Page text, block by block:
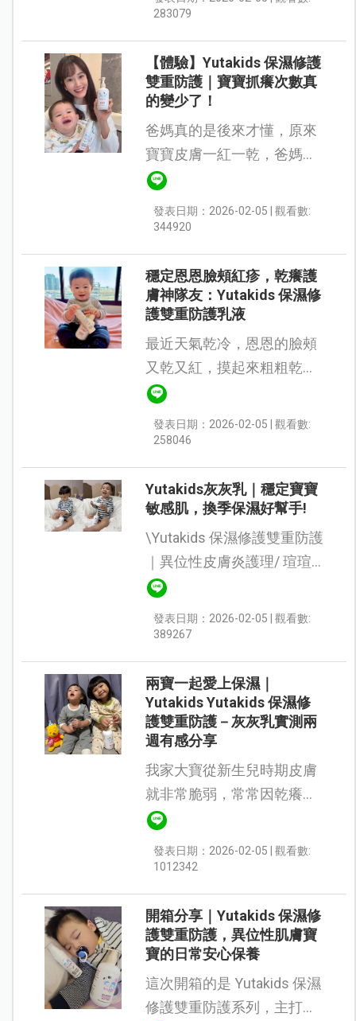
加入會員，而且參加的人這
中，結果真...
283079
【體驗】Yutakids 保濕修護
雙重防護｜寶寶抓癢次數真
的變少了！
爸媽真的是後來才懂，原來
寶寶皮膚一紅一乾，爸媽的
心也會跟著一起乾裂🥲💔 我
們家蛋黃酥本身就是異膚寶
寶，只要天氣一變、洗完
還會忍不...
發表日期：2026-02-05 | 觀看數:
344920
穩定恩恩臉頰紅疹，乾癢護
膚神隊友：Yutakids 保濕修
護雙重防護乳液
最近天氣乾冷，恩恩的臉頰
又乾又紅，摸起來粗粗乾乾
的，看在媽媽眼裡真的很心
疼。這次收到了 【Yutakids
保濕修護雙重防護】 試用，
小臉蛋~！ ...
發表日期：2026-02-05 | 觀看數:
258046
Yutakids灰灰乳｜穩定寶寶
敏感肌，換季保濕好幫手!
\Yutakids 保濕修護雙重防護
｜異位性皮膚炎護理/ 瑄瑄
跟弟弟最近的皮膚不是很穩
定，我就開始在想要怎麼改
善！除了飲食上的過敏、衣
洗...
發表日期：2026-02-05 | 觀看數:
389267
兩寶一起愛上保濕｜
Yutakids Yutakids 保濕修
護雙重防護－灰灰乳實測兩
週有感分享
我家大寶從新生兒時期皮膚
就非常脆弱，常常因乾癢不
停抓，甚至抓到流血破皮，
看到真的好心疼😔。試過很
多品牌的洗沐用品和乳液修
濕，但仍無法根...
發表日期：2026-02-05 | 觀看數:
1012342
開箱分享｜Yutakids 保濕修
護雙重防護，異位性肌膚寶
寶的日常安心保養
這次開箱的是 Yutakids 保濕
修護雙重防護系列，主打專